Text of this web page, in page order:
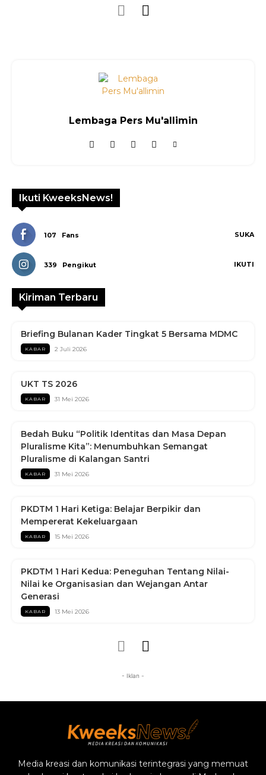
Lembaga Pers Mu'allimin
Ikuti KweeksNews!
107 Fans SUKA
339 Pengikut IKUTI
Kiriman Terbaru
Briefing Bulanan Kader Tingkat 5 Bersama MDMC
KABAR 2 Juli 2026
UKT TS 2026
KABAR 31 Mei 2026
Bedah Buku “Politik Identitas dan Masa Depan
Pluralisme Kita”: Menumbuhkan Semangat
Pluralisme di Kalangan Santri
KABAR 31 Mei 2026
PKDTM 1 Hari Ketiga: Belajar Berpikir dan
Mempererat Kekeluargaan
KABAR 15 Mei 2026
PKDTM 1 Hari Kedua: Peneguhan Tentang Nilai-
Nilai ke Organisasian dan Wejangan Antar
Generasi
KABAR 13 Mei 2026
- Iklan -
Media kreasi dan komunikasi terintegrasi yang memuat